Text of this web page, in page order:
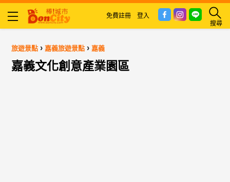
搜尋
免費註冊 登入
旅遊景點 ›嘉義旅遊景點 ›嘉義
嘉義文化創意產業園區